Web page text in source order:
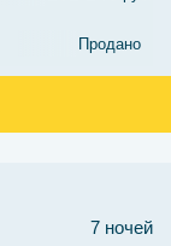
Продано
7 ночей